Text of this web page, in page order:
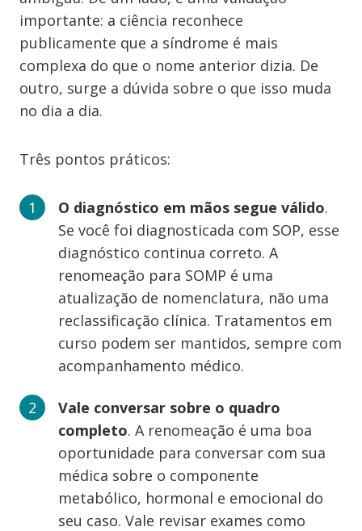
importante: a ciência reconhece
publicamente que a síndrome é mais
complexa do que o nome anterior dizia. De
outro, surge a dúvida sobre o que isso muda
no dia a dia.
Três pontos práticos:
O diagnóstico em mãos segue válido.
Se você foi diagnosticada com SOP, esse
diagnóstico continua correto. A
renomeação para SOMP é uma
atualização de nomenclatura, não uma
reclassificação clínica. Tratamentos em
curso podem ser mantidos, sempre com
acompanhamento médico.
Vale conversar sobre o quadro
completo. A renomeação é uma boa
oportunidade para conversar com sua
médica sobre o componente
metabólico, hormonal e emocional do
seu caso. Vale revisar exames como